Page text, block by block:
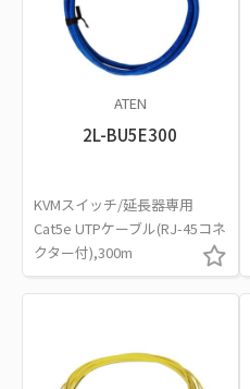
ATEN
2L-BU5E300
KVMスイッチ/延長器専用
Cat5e UTPケーブル(RJ-45コネ
クター付),300m